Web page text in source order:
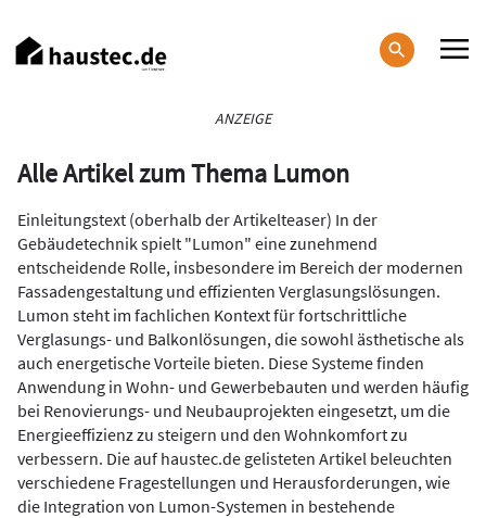
zum
Inhalt
ANZEIGE
Alle Artikel zum Thema Lumon
Einleitungstext (oberhalb der Artikelteaser) In der
Gebäudetechnik spielt "Lumon" eine zunehmend
entscheidende Rolle, insbesondere im Bereich der modernen
Fassadengestaltung und effizienten Verglasungslösungen.
Lumon steht im fachlichen Kontext für fortschrittliche
Verglasungs- und Balkonlösungen, die sowohl ästhetische als
auch energetische Vorteile bieten. Diese Systeme finden
Anwendung in Wohn- und Gewerbebauten und werden häufig
bei Renovierungs- und Neubauprojekten eingesetzt, um die
Energieeffizienz zu steigern und den Wohnkomfort zu
verbessern. Die auf haustec.de gelisteten Artikel beleuchten
verschiedene Fragestellungen und Herausforderungen, wie
die Integration von Lumon-Systemen in bestehende